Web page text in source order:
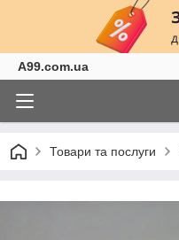
A99.com.ua
Товари та послуги